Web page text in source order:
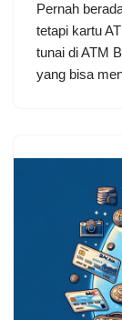
Pernah
tetapi kartu
tunai di ATM
yang bisa